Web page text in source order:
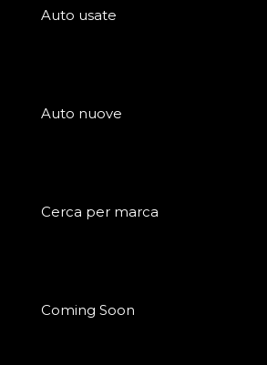
Auto usate
Auto nuove
Cerca per marca
Coming Soon